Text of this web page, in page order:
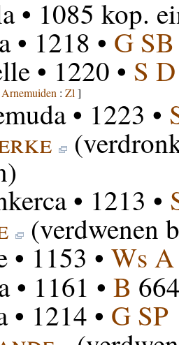
• 1085 kop.
• 1218 • G SB
• 1220 • S D
Arnemuiden : Zl ]
• 1223 •
• 1213 •
(verdwenen
• 1153 • Ws A
• 1161 • B
• 1214 • G SP